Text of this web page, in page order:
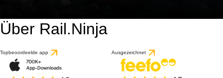
Über Rail.Ninja
Topbeoordeelde app Ausgezeichnet